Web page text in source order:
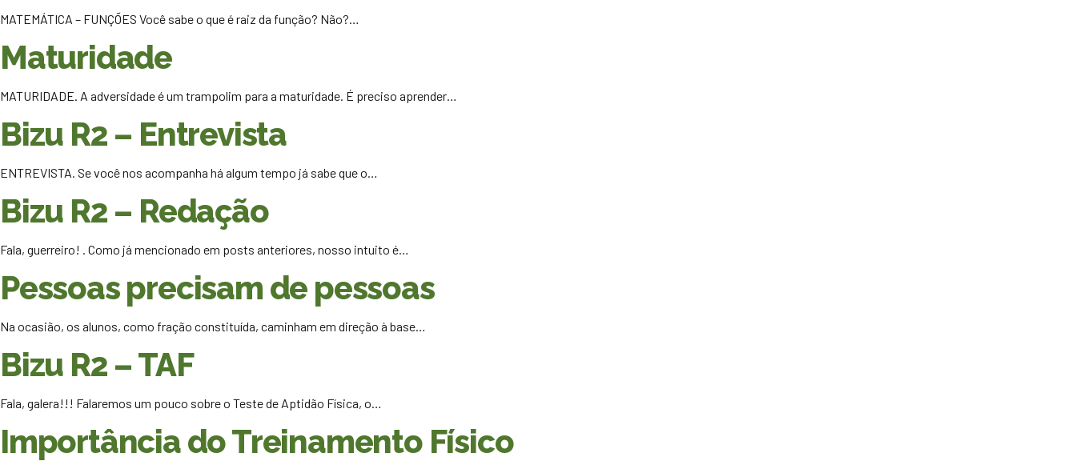
MATEMÁTICA – FUNÇÕES Você sabe o que é raiz da função? Não?…
Maturidade
MATURIDADE. A adversidade é um trampolim para a maturidade. É preciso aprender…
Bizu R2 – Entrevista
ENTREVISTA. Se você nos acompanha há algum tempo já sabe que o…
Bizu R2 – Redação
Fala, guerreiro! . Como já mencionado em posts anteriores, nosso intuito é…
Pessoas precisam de pessoas
Na ocasião, os alunos, como fração constituída, caminham em direção à base…
Bizu R2 – TAF
Fala, galera!!! Falaremos um pouco sobre o Teste de Aptidão Física, o…
Importância do Treinamento Físico